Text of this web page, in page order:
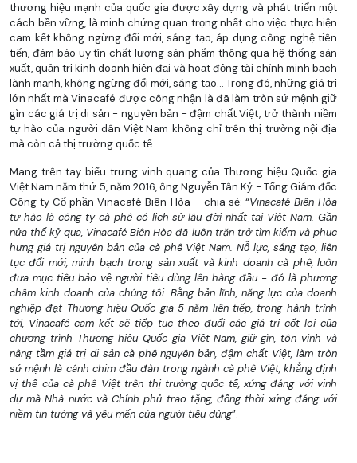
thương hiệu mạnh của quốc gia được xây dựng và phát triển một
cách bền vững, là minh chứng quan trọng nhất cho việc thực hiện
cam kết không ngừng đổi mới, sáng tạo, áp dụng công nghệ tiên
tiến, đảm bảo uy tín chất lượng sản phẩm thông qua hệ thống sản
xuất, quản trị kinh doanh hiện đại và hoạt động tài chính minh bạch
lành mạnh, không ngừng đổi mới, sáng tạo… Trong đó, những giá trị
lớn nhất mà Vinacafé được công nhận là đã làm tròn sứ mệnh giữ
gìn các giá trị di sản - nguyên bản - đậm chất Việt, trở thành niềm
tự hào của người dân Việt Nam không chỉ trên thị trường nội địa
mà còn cả thị trường quốc tế.
Mang trên tay biểu trưng vinh quang của Thương hiệu Quốc gia
Việt Nam năm thứ 5, năm 2016, ông Nguyễn Tân Kỷ - Tổng Giám đốc
Công ty Cổ phần Vinacafé Biên Hòa – chia sẻ: “Vinacafé Biên Hòa
tự hào là công ty cà phê có lịch sử lâu đời nhất tại Việt Nam. Gần
nửa thế kỷ qua, Vinacafé Biên Hòa đã luôn trăn trở tìm kiếm và phục
hưng giá trị nguyên bản của cà phê Việt Nam. Nỗ lực, sáng tạo, liên
tục đổi mới, minh bạch trong sản xuất và kinh doanh cà phê, luôn
đưa mục tiêu bảo vệ người tiêu dùng lên hàng đầu - đó là phương
châm kinh doanh của chúng tôi. Bằng bản lĩnh, năng lực của doanh
nghiệp đạt Thương hiệu Quốc gia 5 năm liên tiếp, trong hành trình
tới, Vinacafé cam kết sẽ tiếp tục theo đuổi các giá trị cốt lõi của
chương trình Thương hiệu Quốc gia Việt Nam, giữ gìn, tôn vinh và
nâng tầm giá trị di sản cà phê nguyên bản, đậm chất Việt, làm tròn
sứ mệnh là cánh chim đầu đàn trong ngành cà phê Việt, khẳng định
vị thế của cà phê Việt trên thị trường quốc tế, xứng đáng với vinh
dự mà Nhà nước và Chính phủ trao tặng, đồng thời xứng đáng với
niềm tin tưởng và yêu mến của người tiêu dùng”.